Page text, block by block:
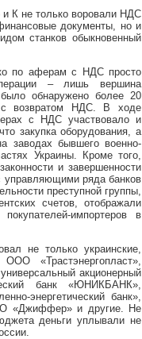
и К не только воровали НДС
документы, но и
станков обыкновенный
по аферам с НДС просто
– лишь вершина
обнаружено более 20
возвратом НДС. В ходе
с НДС участвовало и
закупка оборудования, а
заводах бывшего военно-
Украины. Кроме того,
и завершенности
управляющими ряда банков
преступной группы,
счетов, отображали
импортеров в
не только украинские,
«Трастэнергопласт»,
акционерный
банк «ЮНИКБАНК»,
энергетический банк»,
«Джиффер» и другие. Не
деньги уплывали не